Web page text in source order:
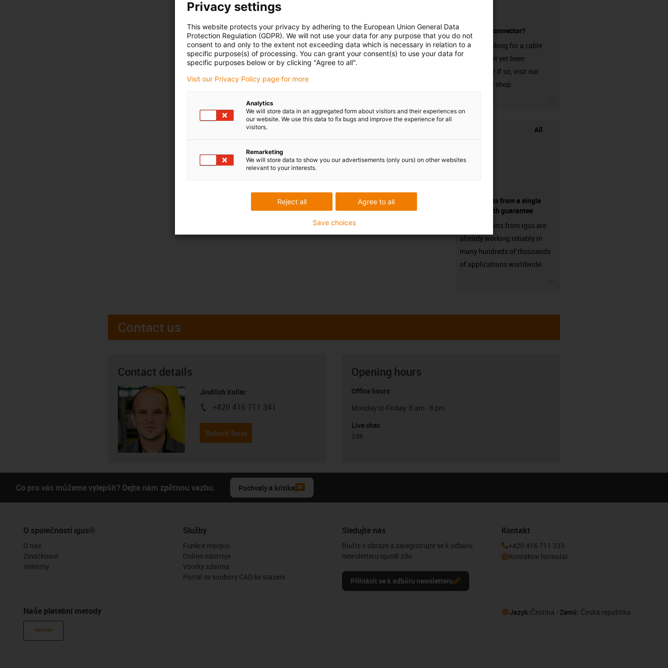
without a connector?
Are you looking for a cable
that has not yet been
harnessed? If so, visit our
chainflex® shop.
All
components from a single
source - with guarantee
Energy chains from igus are
already working reliably in
many hundreds of thousands
of applications worldwide.
Contact us
Contact details
Jindřich Kollár
igus-icon-phone
+420 416 711 341
Submit form
Opening hours
Office hours
Monday to Friday: 8 am - 8 pm
Live chat
24h
Co pro vás můžeme vylepšit? Dejte nám zpětnou vazbu. Pochvaly a kritika
O společnosti igus®
O nás
Zmáčknout
Veletrhy
Naše platební metody
FAKTURA
Služby
Funkce myigus
Online nástroje
Vzorky zdarma
Portál se soubory CAD ke stažení
Sledujte nás
Buďte v obraze a zaregistrujte se k odběru
newsletteru igus® zde.
Přihlásit se k odběru newsletteru
Kontakt
+420 416 711 333
Kontaktní formulář
Jazyk:Čeština Země: Česká republika
Privacy settings
This website protects your privacy by adhering to the European Union General Data
Protection Regulation (GDPR). We will not use your data for any purpose that you do not
consent to and only to the extent not exceeding data which is necessary in relation to a
specific purpose(s) of processing. You can grant your consent(s) to use your data for
specific purposes below or by clicking "Agree to all".
Visit our Privacy Policy page for more
Analytics
We will store data in an aggregated form about visitors and their experiences on
our website. We use this data to fix bugs and improve the experience for all
visitors.
Remarketing
We will store data to show you our advertisements (only ours) on other websites
relevant to your interests.
Agree to all
Reject all
Save choices